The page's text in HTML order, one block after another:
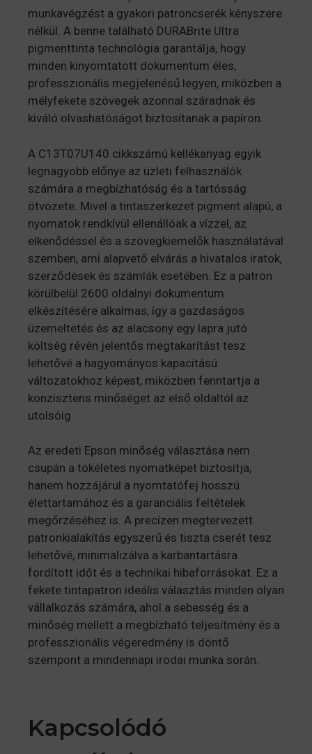
munkavégzést a gyakori patroncserék kényszere
nélkül. A benne található DURABrite Ultra
pigmenttinta technológia garantálja, hogy
minden kinyomtatott dokumentum éles,
professzionális megjelenésű legyen, miközben a
mélyfekete szövegek azonnal száradnak és
kiváló olvashatóságot biztosítanak a papíron.
A C13T07U140 cikkszámú kellékanyag egyik
legnagyobb előnye az üzleti felhasználók
számára a megbízhatóság és a tartósság
ötvözete. Mivel a tintaszerkezet pigment alapú, a
nyomatok rendkívül ellenállóak a vízzel, az
elkenődéssel és a szövegkiemelők használatával
szemben, ami alapvető elvárás a hivatalos iratok,
szerződések és számlák esetében. Ez a patron
körülbelül 2600 oldalnyi dokumentum
elkészítésére alkalmas, így a gazdaságos
üzemeltetés és az alacsony egy lapra jutó
költség révén jelentős megtakarítást tesz
lehetővé a hagyományos kapacitású
változatokhoz képest, miközben fenntartja a
konzisztens minőséget az első oldaltól az
utolsóig.
Az eredeti Epson minőség választása nem
csupán a tökéletes nyomatképet biztosítja,
hanem hozzájárul a nyomtatófej hosszú
élettartamához és a garanciális feltételek
megőrzéséhez is. A precízen megtervezett
patronkialakítás egyszerű és tiszta cserét tesz
lehetővé, minimalizálva a karbantartásra
fordított időt és a technikai hibaforrásokat. Ez a
fekete tintapatron ideális választás minden olyan
vállalkozás számára, ahol a sebesség és a
minőség mellett a megbízható teljesítmény és a
professzionális végeredmény is döntő
szempont a mindennapi irodai munka során.
Kapcsolódó